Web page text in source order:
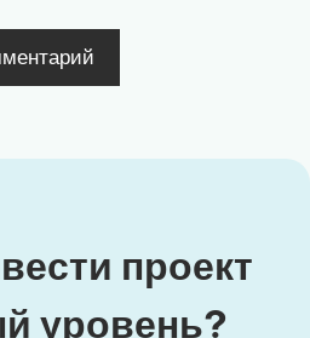
проект
уровень?